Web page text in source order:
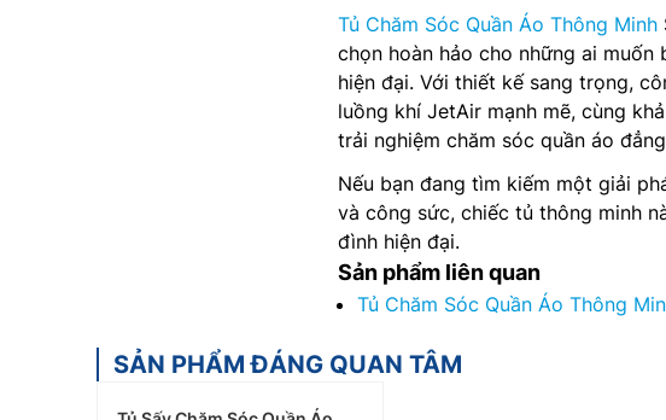
Tủ Chăm Sóc Quần Áo Thông Minh
chọn hoàn hảo cho những ai
hiện đại. Với thiết kế sang trọng,
luồng khí JetAir mạnh mẽ, cùng
trải nghiệm chăm sóc quần áo
Nếu bạn đang tìm kiếm một giải
và công sức, chiếc tủ thông minh
đình hiện đại.
Sản phẩm liên quan
Tủ Chăm Sóc Quần Áo Thông
SẢN PHẨM ĐÁNG QUAN TÂM